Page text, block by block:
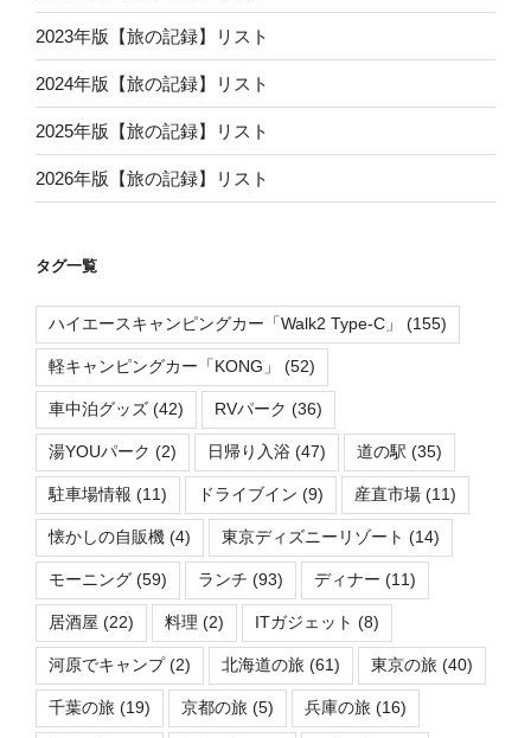
2023年版【旅の記録】リスト
2024年版【旅の記録】リスト
2025年版【旅の記録】リスト
2026年版【旅の記録】リスト
タグ一覧
ハイエースキャンピングカー「Walk2 Type-C」 (155)
軽キャンピングカー「KONG」 (52)
車中泊グッズ (42) RVパーク (36)
湯YOUパーク (2) 日帰り入浴 (47) 道の駅 (35)
駐車場情報 (11) ドライブイン (9) 産直市場 (11)
懐かしの自販機 (4) 東京ディズニーリゾート (14)
モーニング (59) ランチ (93) ディナー (11)
居酒屋 (22) 料理 (2) ITガジェット (8)
河原でキャンプ(2) 北海道の旅 (61) 東京の旅 (40)
千葉の旅 (19) 京都の旅 (5) 兵庫の旅 (16)